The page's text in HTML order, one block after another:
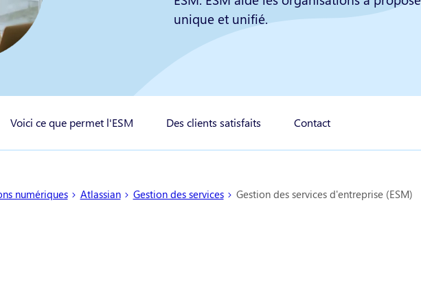
unique et unifié.
Voici ce que permet l'ESM Des clients satisfaits Contact
numériques Atlassian Gestion des services Gestion des services d'entreprise (ESM)